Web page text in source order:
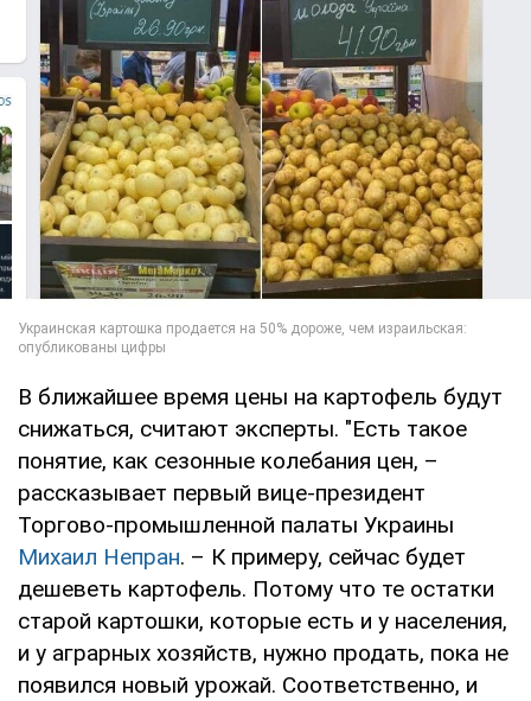
В ближайшее время цены на картофель будут
снижаться, считают эксперты. "Есть такое
понятие, как сезонные колебания цен, –
рассказывает первый вице-президент
Торгово-промышленной палаты Украины
Михаил Непран. – К примеру, сейчас будет
дешеветь картофель. Потому что те остатки
старой картошки, которые есть и у населения,
и у аграрных хозяйств, нужно продать, пока не
появился новый урожай. Соответственно, и